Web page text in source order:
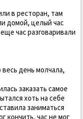
в ресторан, там
домой, целый час
час разговаривали
день молчала,
заказать самое
хоть на себе
заниматься
кончить, час не мог